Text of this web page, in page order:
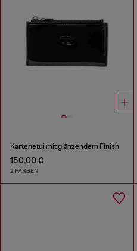
Kartenetui mit glänzendem Finish
150,00 €
2 FARBEN